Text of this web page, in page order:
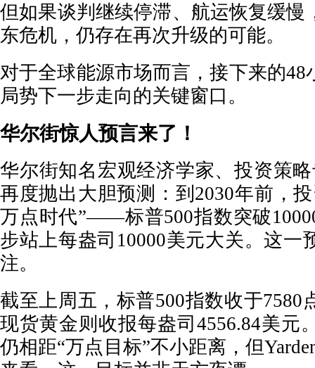
但如果谈判继续停滞、航运恢复缓慢
东危机，仍存在再次升级的可能。
对于全球能源市场而言，接下来的48
局势下一步走向的关键窗口。
华尔街惊人预言来了！
华尔街知名宏观经济学家、投资策略
再度抛出大胆预测：到2030年前，
万点时代”——标普500指数突破
步站上每盎司10000美元大关。这一
注。
截至上周五，标普500指数收于7580
现货黄金则收报每盎司4556.84美元
仍相距“万点目标”不小距离，但